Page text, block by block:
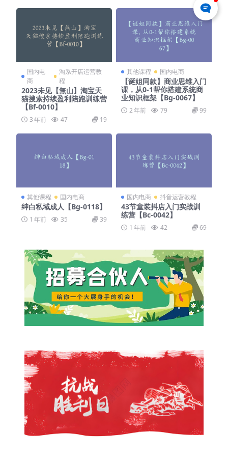
国内电
商
淘系开店运营教
程
2023未见【無山】淘宝天
猫搜索持续盈利陪跑训练营
【Bf-0010】
3 年前 47 19
其他课程 国内电商
【诞姐同款】商业思维入门
课，从0-1帮你搭建系统商
业知识框架【Bg-0067】
2 年前 79 99
其他课程 国内电商
绅白私域成人【Bg-0118】
1 年前 35 39
国内电商 抖音运营教程
43节童装抖店入门实战训
练营【Bc-0042】
1 年前 42 69